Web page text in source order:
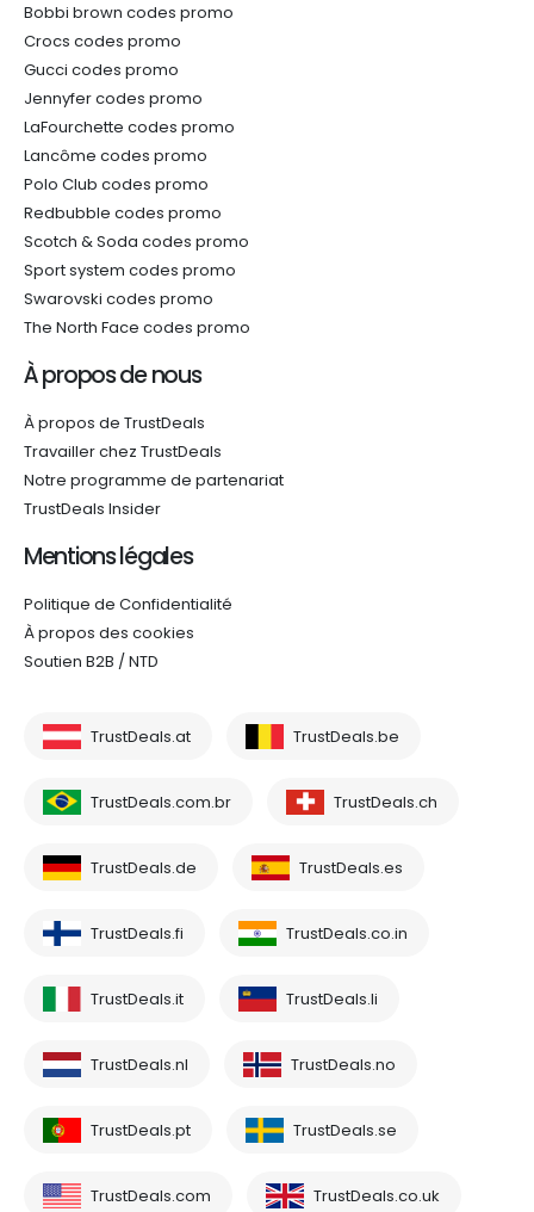
Bobbi brown codes promo
Crocs codes promo
Gucci codes promo
Jennyfer codes promo
LaFourchette codes promo
Lancôme codes promo
Polo Club codes promo
Redbubble codes promo
Scotch & Soda codes promo
Sport system codes promo
Swarovski codes promo
The North Face codes promo
À propos de nous
À propos de TrustDeals
Travailler chez TrustDeals
Notre programme de partenariat
TrustDeals Insider
Mentions légales
Politique de Confidentialité
À propos des cookies
Soutien B2B / NTD
TrustDeals.at TrustDeals.be
TrustDeals.com.br TrustDeals.ch
TrustDeals.de TrustDeals.es
TrustDeals.fi TrustDeals.co.in
TrustDeals.it TrustDeals.li
TrustDeals.nl TrustDeals.no
TrustDeals.pt TrustDeals.se
TrustDeals.com TrustDeals.co.uk